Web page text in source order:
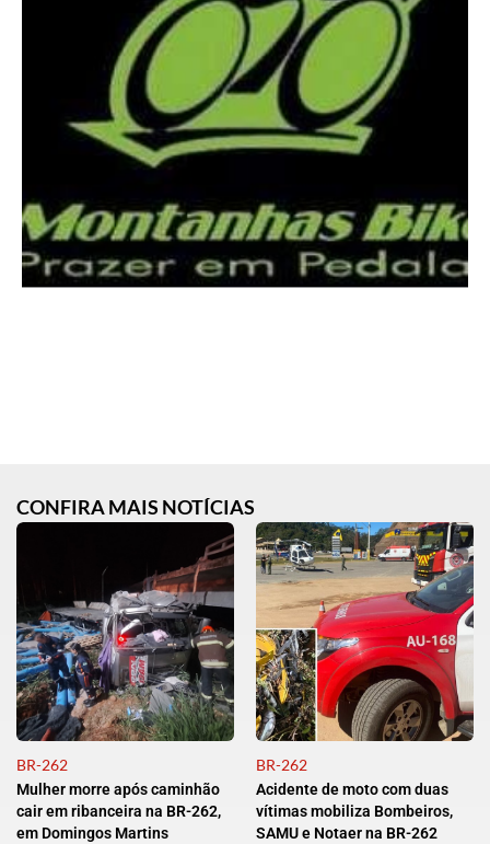
CONFIRA MAIS NOTÍCIAS
BR-262
Mulher morre após caminhão
cair em ribanceira na BR-262,
em Domingos Martins
BR-262
Acidente de moto com duas
vítimas mobiliza Bombeiros,
SAMU e Notaer na BR-262